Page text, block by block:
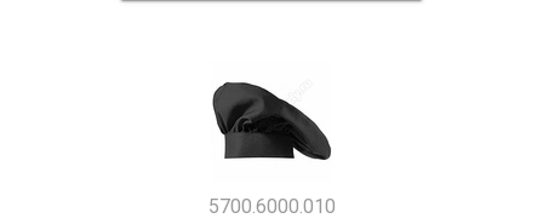
5700.6000.010